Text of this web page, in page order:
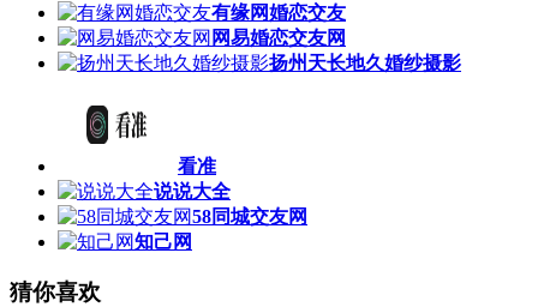
有缘网婚恋交友
网易婚恋交友网
扬州天长地久婚纱摄影
看准
说说大全
58同城交友网
知己网
猜你喜欢